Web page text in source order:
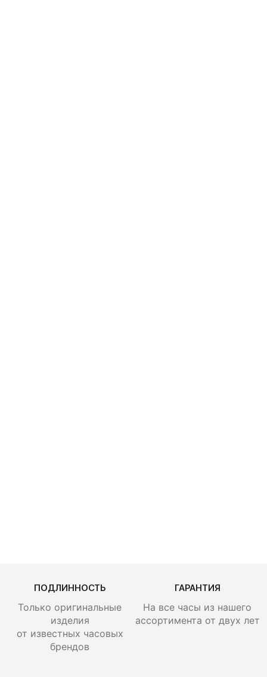
ПОДЛИННОСТЬ
Только оригинальные
изделия
от известных часовых
брендов
ГАРАНТИЯ
На все часы из нашего
ассортимента от двух лет